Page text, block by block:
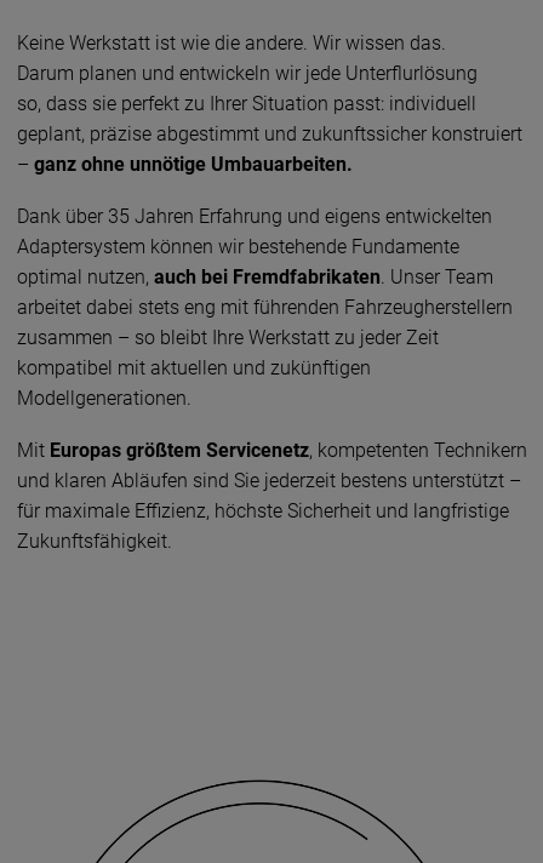
Keine Werkstatt ist wie die andere. Wir wissen das.
Darum planen und entwickeln wir jede Unterflurlösung
so, dass sie perfekt zu Ihrer Situation passt: individuell
geplant, präzise abgestimmt und zukunftssicher konstruiert
– ganz ohne unnötige Umbauarbeiten.
Dank über 35 Jahren Erfahrung und eigens entwickelten
Adaptersystem können wir bestehende Fundamente
optimal nutzen, auch bei Fremdfabrikaten. Unser Team
arbeitet dabei stets eng mit führenden Fahrzeugherstellern
zusammen – so bleibt Ihre Werkstatt zu jeder Zeit
kompatibel mit aktuellen und zukünftigen
Modellgenerationen.
Mit Europas größtem Servicenetz, kompetenten Technikern
und klaren Abläufen sind Sie jederzeit bestens unterstützt –
für maximale Effizienz, höchste Sicherheit und langfristige
Zukunftsfähigkeit.